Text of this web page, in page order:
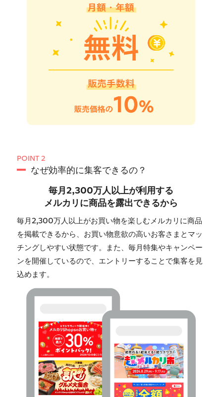
POINT 2
なぜ効率的に集客できるの？
毎月2,300万人以上が利用する
メルカリに商品を露出できるから
毎月2,300万人以上がお買い物を楽しむメルカリに商品
を掲載できるから、お買い物意欲の高いお客さまとマッ
チングしやすい状態です。また、毎月特集やキャンペー
ンを開催しているので、エントリーすることで集客を見
込めます。